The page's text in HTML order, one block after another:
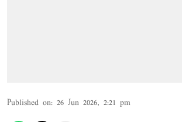
Published on: 26 Jun 2026, 2:21 pm